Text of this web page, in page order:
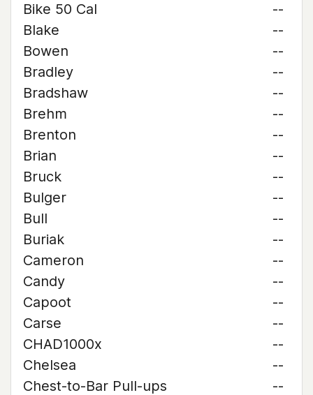
Bike 50 Cal
--
Blake
--
Bowen
--
Bradley
--
Bradshaw
--
Brehm
--
Brenton
--
Brian
--
Bruck
--
Bulger
--
Bull
--
Buriak
--
Cameron
--
Candy
--
Capoot
--
Carse
--
CHAD1000x
--
Chelsea
--
Chest-to-Bar Pull-ups
--